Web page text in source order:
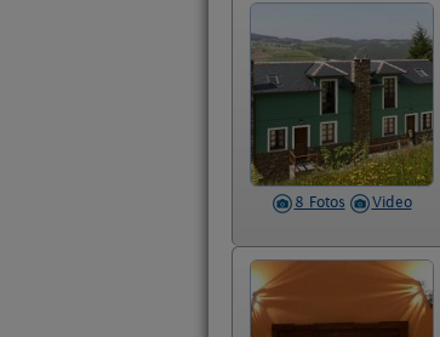
8 Fotos Video